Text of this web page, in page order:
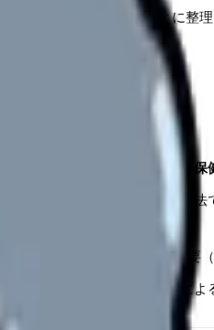
厚生労働省の情報をもとに整理
必要で、 看護師資格だけでは
）。2025年5月成立の改正法
康管理に3年以上従事）が必要（
統計的裏付けはなく、求人によ